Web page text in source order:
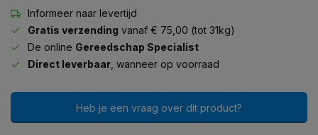
Informeer naar levertijd
Gratis verzending vanaf € 75,00 (tot 31kg)
De online Gereedschap Specialist
Direct leverbaar , wanneer op voorraad
Heb je een vraag over dit product?